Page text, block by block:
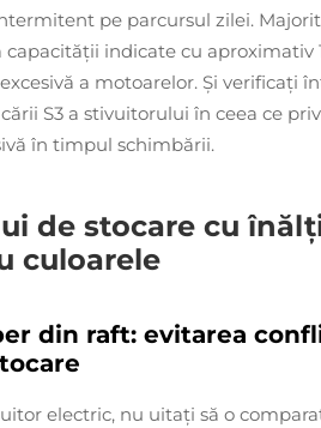
pe parcursul zilei.
indicate cu aproximativ
a motoarelor. Și verificați
S3 a stivuitorului în ceea ce
în timpul schimbării.
de stocare cu
culoarele
din raft: evitarea
electric, nu uitați să o